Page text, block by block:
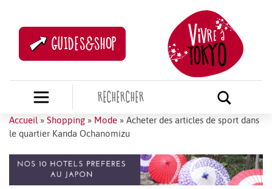
GUIDES&SHOP
Accueil » Shopping » Mode » Acheter des articles de sport dans
le quartier Kanda Ochanomizu